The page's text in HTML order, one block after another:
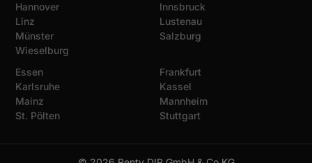
Hannover
Linz
Münster
Wieselburg
Innsbruck
Lustenau
Salzburg
Essen
Karlsruhe
Mainz
St. Pölten
Frankfurt
Kassel
Mannheim
Stuttgart